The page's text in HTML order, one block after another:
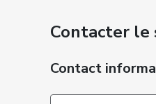
Contacter le
Contact